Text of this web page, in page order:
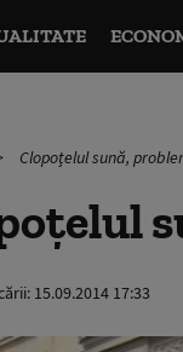
Clopoțelul sună,
15.09.2014 17:33